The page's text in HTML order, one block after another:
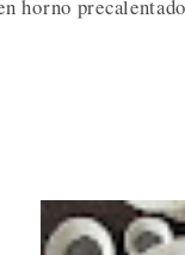
horno